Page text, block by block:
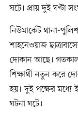
ঘটে। প্রায় দুই ঘণ্টা
নিউমার্কেট থানা-
শাহনেওয়াজ
দোকান আছে।
শিক্ষার্থী নতুন করে
হয়। দুই পক্ষের মধ্যে
ঘটনা ঘটে।